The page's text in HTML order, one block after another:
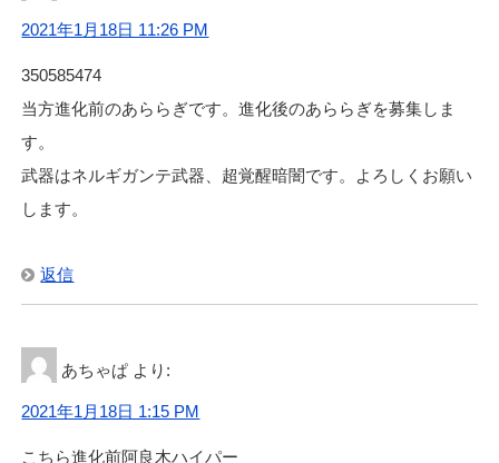
2021年1月18日 11:26 PM
350585474
当方進化前のあららぎです。進化後のあららぎを募集しま
す。
武器はネルギガンテ武器、超覚醒暗闇です。よろしくお願い
します。
返信
あちゃぱ より:
2021年1月18日 1:15 PM
こちら進化前阿良木ハイパー